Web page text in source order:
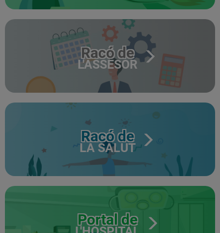
Racó de
L'ASSESOR
Racó de
LA SALUT
Portal de